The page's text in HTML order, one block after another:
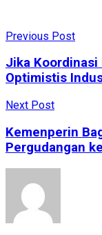
Previous Post
Jika Koordinasi
Optimistis
Next Post
Kemenperin
Pergudangan